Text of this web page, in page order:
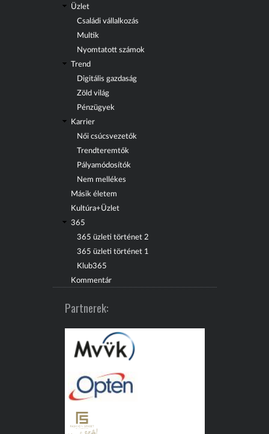
Üzlet
Családi vállalkozás
Multik
Nyomtatott számok
Trend
Digitális gazdaság
Zöld világ
Pénzügyek
Karrier
Női csúcsvezetők
Trendteremtők
Pályamódosítók
Nem mellékes
Másik életem
Kultúra+Üzlet
365
365 üzleti történet 2
365 üzleti történet 1
Klub365
Kommentár
Partnerek: